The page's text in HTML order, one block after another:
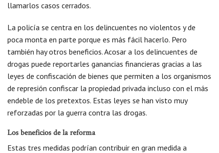
llamarlos casos cerrados.
La policía se centra en los delincuentes no violentos y de
poca monta en parte porque es más fácil hacerlo. Pero
también hay otros beneficios. Acosar a los delincuentes de
drogas puede reportarles ganancias financieras gracias a las
leyes de confiscación de bienes que permiten a los organismos
de represión confiscar la propiedad privada incluso con el más
endeble de los pretextos. Estas leyes se han visto muy
reforzadas por la guerra contra las drogas.
Los beneficios de la reforma
Estas tres medidas podrían contribuir en gran medida a